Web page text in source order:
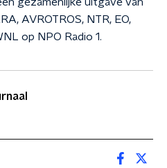
AVROTROS, NTR, EO,
op NPO Radio 1.